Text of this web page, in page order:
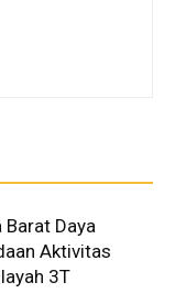
Barat Daya
Aktivitas
3T